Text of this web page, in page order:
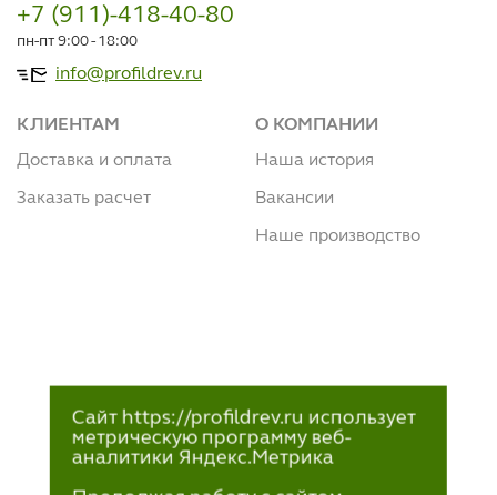
+7 (911)-418-40-80
пн-пт 9:00 - 18:00
info@profildrev.ru
КЛИЕНТАМ
Доставка и оплата
Заказать расчет
О КОМПАНИИ
Наша история
Вакансии
Наше производство
Сайт https://profildrev.ru использует
метрическую программу веб-
аналитики Яндекс.Метрика